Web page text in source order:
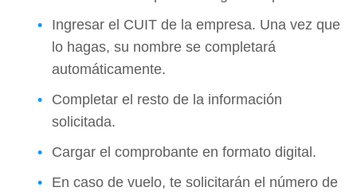
Ingresar el CUIT de la empresa. Una vez que
lo hagas, su nombre se completará
automáticamente.
Completar el resto de la información
solicitada.
Cargar el comprobante en formato digital.
En caso de vuelo, te solicitarán el número de